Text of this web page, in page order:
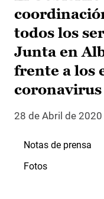
todos los
Junta en
frente a los
coronavirus
28 de Abril de 2020
Notas de prensa
Fotos